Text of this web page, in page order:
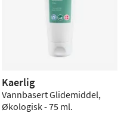
Kaerlig
Vannbasert Glidemiddel,
Økologisk - 75 ml.